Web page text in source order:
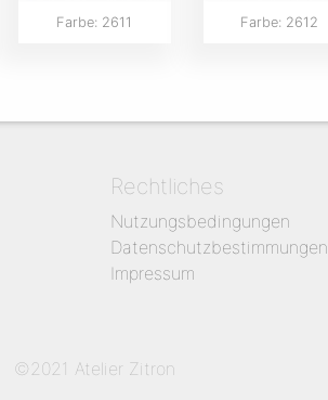
Farbe: 2611 Farbe: 2612
Rechtliches
Nutzungsbedingungen
Datenschutzbestimmungen
Impressum
©2021 Atelier Zitron